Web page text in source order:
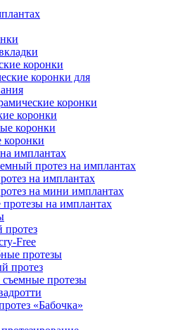
коронки
коронки для
коронки
коронки
коронки
имплантах
протез на имплантах
на имплантах
на мини имплантах
на имплантах
Free
протезы
протез
протезы
«Бабочка»